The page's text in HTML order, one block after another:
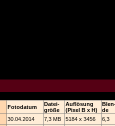
Fotodatum
Datei-
größe
Auflösung
(Pixel B x H)
de
30.04.2014 7,3 MB 5184 x 3456
6,3